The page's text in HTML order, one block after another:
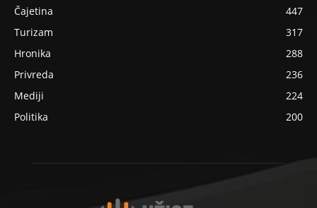
Čajetina
447
Turizam
317
Hronika
288
Privreda
236
Mediji
224
Politika
200